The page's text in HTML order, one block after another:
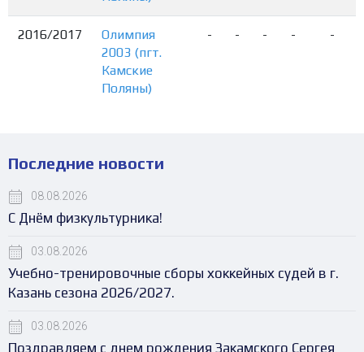
2016/2017
Олимпия
2003 (пгт.
Камские
Поляны)
- - - - -
Последние новости
08.08.2026
С Днём физкультурника!
03.08.2026
Учебно-тренировочные сборы хоккейных судей в г.
Казань сезона 2026/2027.
03.08.2026
Поздравляем с днем рождения Закамского Сергея